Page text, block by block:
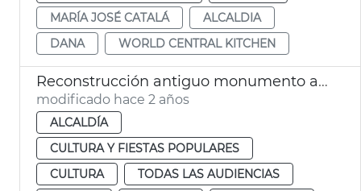
MARÍA JOSÉ CATALÁ
ALCALDIA
DANA
WORLD CENTRAL KITCHEN
Reconstrucción antiguo monumento a Sorolla
modificado hace 2 años
ALCALDÍA
CULTURA Y FIESTAS POPULARES
CULTURA
TODAS LAS AUDIENCIAS